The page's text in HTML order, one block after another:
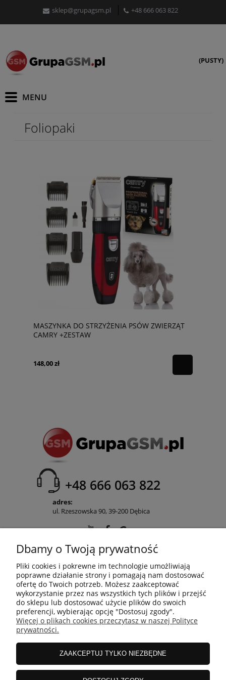
sklep@grupagsm.pl +48 666 063 822
(PUSTY)
Foliopaki
MASZYNKA DO STRZYŻENIA PSÓW ZWIERZĄT
CAMRY +ZESTAW
148,00 zł
+48 666 063 822
adres:
ul. Rzeszowska 90, 39-200 Dębica
POMOC
MOJE KONTO
INFORMACJE
Dbamy o Twoją prywatność
Pliki cookies i pokrewne im technologie umożliwiają
poprawne działanie strony i pomagają nam dostosować
ofertę do Twoich potrzeb. Możesz zaakceptować
wykorzystanie przez nas wszystkich tych plików i przejść
do sklepu lub dostosować użycie plików do swoich
preferencji, wybierając opcję "Dostosuj zgody".
Więcej o plikach cookies przeczytasz w naszej Polityce
prywatności.
ZAAKCEPTUJ TYLKO NIEZBĘDNE